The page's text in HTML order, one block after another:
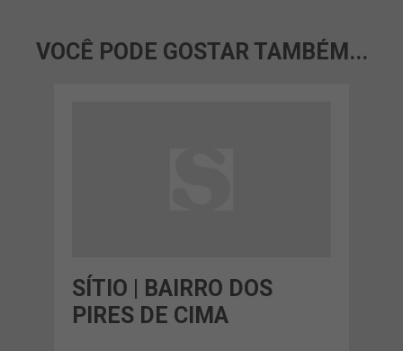
VOCÊ PODE GOSTAR TAMBÉM...
SÍTIO | BAIRRO DOS
PIRES DE CIMA